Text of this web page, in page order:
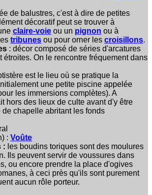
de balustres, c'est à dire de petites
décoratif peut se trouver à
claire-voie ou un pignon ou à
tribunes ou pour orner les croisillons.
: décor composé de séries d'arcatures
étroites. On le rencontre fréquement dans
est le lieu où se pratique la
une petite piscine appelée
les immersions complètes). A
hors des lieux de culte avant d'y être
de chapelle abritant les fonds
: Voûte
: les boudins toriques sont des moulures
Ils peuvent servir de voussures dans
ou encore prendre la place d'ogives
à ceci près qu'ils sont purement
aucun rôle porteur.